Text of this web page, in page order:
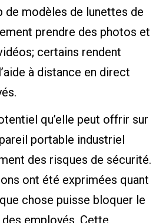
de modèles de lunettes de
prendre des photos et
certains rendent
à distance en direct
qu’elle peut offrir sur
portable industriel
des risques de sécurité.
ont été exprimées quant
chose puisse bloquer le